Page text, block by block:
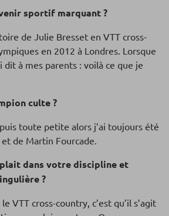
sportif marquant ?
de Julie Bresset en VTT cross-
en 2012 à Londres. Lorsque
dit à mes parents : voilà ce que je
culte ?
toute petite alors j’ai toujours été
de Martin Fourcade.
plait dans votre discipline et
?
VTT cross-country, c’est qu’il s’agit